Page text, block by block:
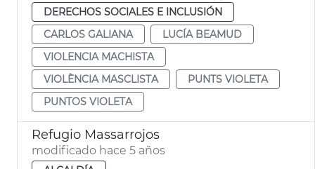
DERECHOS SOCIALES E INCLUSIÓN
CARLOS GALIANA
LUCÍA BEAMUD
VIOLENCIA MACHISTA
VIOLÈNCIA MASCLISTA
PUNTS VIOLETA
PUNTOS VIOLETA
Refugio Massarrojos
modificado hace 5 años